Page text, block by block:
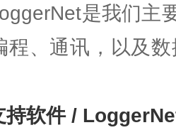
是我们主
程、通讯，以及
持软件 /